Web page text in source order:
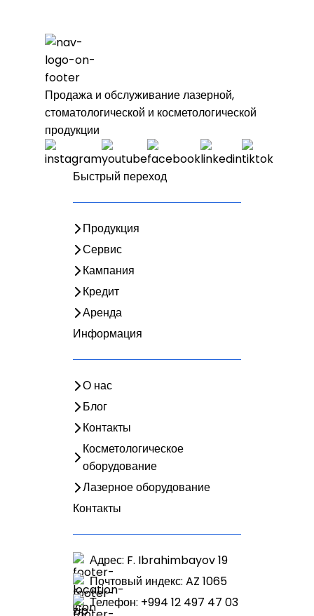
Продажа и обслуживание лазерной,
стоматологической и косметологической
продукции
Быстрый переход
Продукция
Сервис
Кампания
Кредит
Аренда
Информация
О нас
Блог
Контакты
Косметологическое
оборудование
Лазерное оборудование
Контакты
Адрес: F. Ibrahimbayov 19
Почтовый индекс: AZ 1065
Телефон: +994 12 497 47 03